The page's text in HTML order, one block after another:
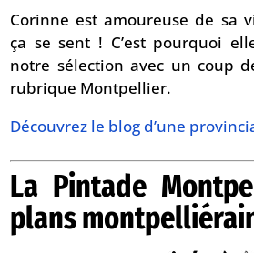
Corinne est amoureuse de sa
ça se sent ! C’est pourquoi
notre sélection avec un coup
rubrique Montpellier.
Découvrez le blog d’une
La Pintade
plans